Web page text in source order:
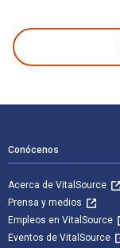
Conócenos
Acerca de VitalSource
Prensa y medios
Empleos en VitalSource
Eventos de VitalSource